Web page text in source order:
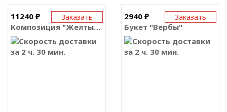
Заказать
2940 ₽
Букет "Вербы"
за 2 ч. 30 мин.
Заказать
11240 ₽
Композиция "Желтый цыплёнок"
за 2 ч. 30 мин.